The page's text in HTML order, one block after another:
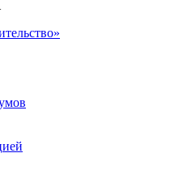
ией